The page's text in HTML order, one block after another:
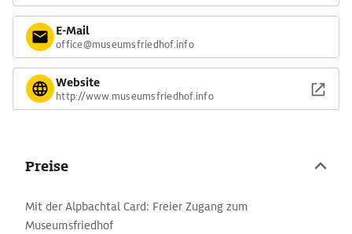
E-Mail
office@museumsfriedhof.info
Website
http://www.museumsfriedhof.info
Preise
Mit der Alpbachtal Card: Freier Zugang zum
Museumsfriedhof